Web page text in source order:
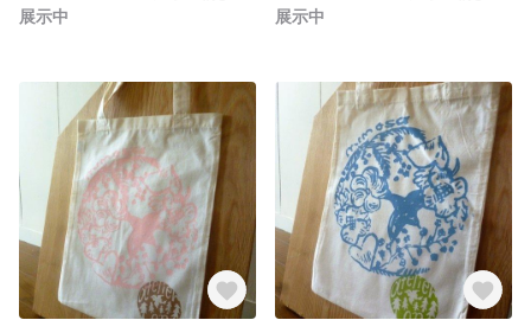
展示中
展示中